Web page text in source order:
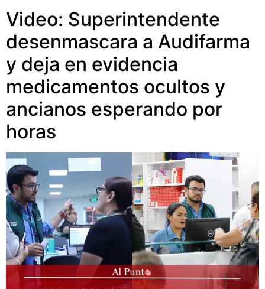
Video: Superintendente
desenmascara a Audifarma
y deja en evidencia
medicamentos ocultos y
ancianos esperando por
horas